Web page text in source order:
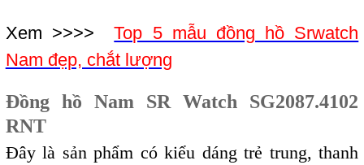
Xem >>>>Top 5 mẫu đồng hồ Srwatch
Nam đẹp, chắt lượng
Đồng hồ Nam SR Watch SG2087.4102
RNT
Đây là sản phẩm có kiểu dáng trẻ trung, thanh